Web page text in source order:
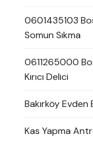
0601435103
Somun Sıkma
0611265000
Kırıcı Delici
Bakırköy Evden
Kas Yapma